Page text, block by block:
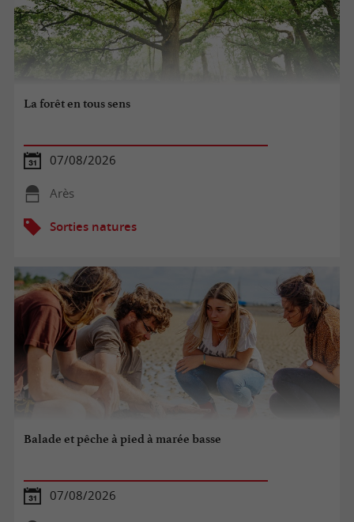
La forêt en tous sens
07/08/2026
Arès
Sorties natures
Balade et pêche à pied à marée basse
07/08/2026